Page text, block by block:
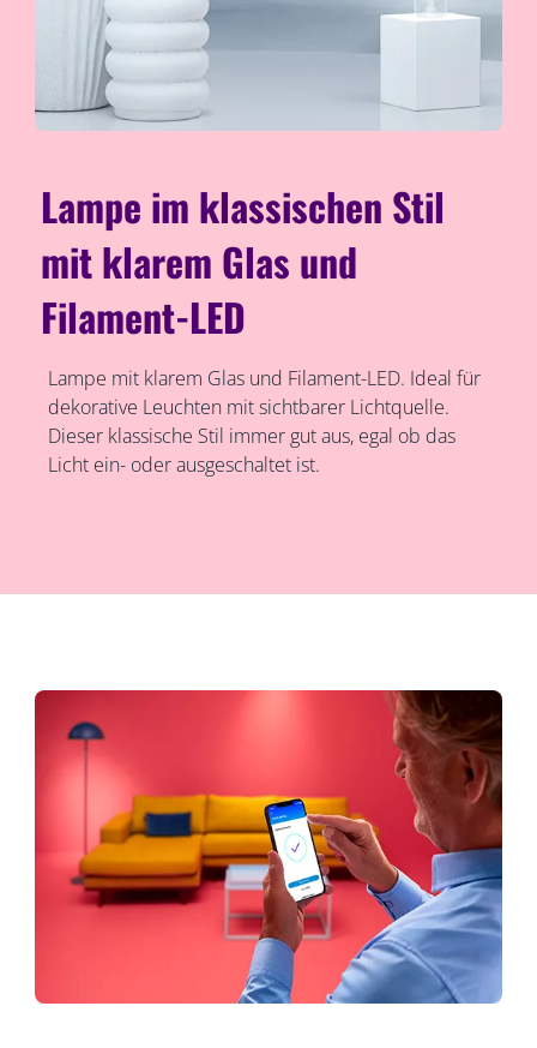
Lampe im klassischen Stil
mit klarem Glas und
Filament-LED
Lampe mit klarem Glas und Filament-LED. Ideal für
dekorative Leuchten mit sichtbarer Lichtquelle.
Dieser klassische Stil immer gut aus, egal ob das
Licht ein- oder ausgeschaltet ist.